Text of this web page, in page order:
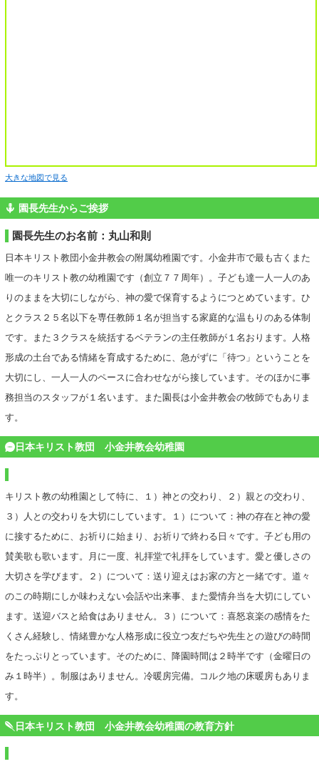
大きな地図で見る
園長先生からご挨拶
園長先生のお名前：丸山和則
日本キリスト教団小金井教会の附属幼稚園です。小金井市で最も古くまた
唯一のキリスト教の幼稚園です（創立７７周年）。子ども達一人一人のあ
りのままを大切にしながら、神の愛で保育するようにつとめています。ひ
とクラス２５名以下を専任教師１名が担当する家庭的な温もりのある体制
です。また３クラスを統括するベテランの主任教師が１名おります。人格
形成の土台である情緒を育成するために、急がずに「待つ」ということを
大切にし、一人一人のペースに合わせながら接しています。そのほかに事
務担当のスタッフが１名います。また園長は小金井教会の牧師でもありま
す。
日本キリスト教団 小金井教会幼稚園
キリスト教の幼稚園として特に、１）神との交わり、２）親との交わり、
３）人との交わりを大切にしています。１）について：神の存在と神の愛
に接するために、お祈りに始まり、お祈りで終わる日々です。子ども用の
賛美歌も歌います。月に一度、礼拝堂で礼拝をしています。愛と優しさの
大切さを学びます。２）について：送り迎えはお家の方と一緒です。道々
のこの時期にしか味わえない会話や出来事、また愛情弁当を大切にしてい
ます。送迎バスと給食はありません。３）について：喜怒哀楽の感情をた
くさん経験し、情緒豊かな人格形成に役立つ友だちや先生との遊びの時間
をたっぷりとっています。そのために、降園時間は２時半です（金曜日の
み１時半）。制服はありません。冷暖房完備。コルク地の床暖房もありま
す。
日本キリスト教団 小金井教会幼稚園の教育方針